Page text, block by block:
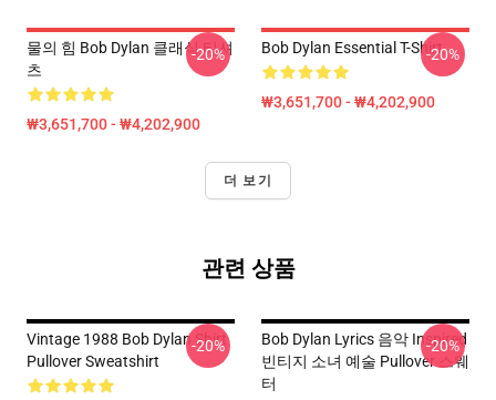
물의 힘 Bob Dylan 클래식 티셔
츠
₩3,651,700 - ₩4,202,900
-20% Bob Dylan Essential T-Shirt
₩3,651,700 - ₩4,202,900
-20%
더 보기
관련 상품
Vintage 1988 Bob Dylan Shirt
Pullover Sweatshirt
-20%
Bob Dylan Lyrics 음악 Inspired
빈티지 소녀 예술 Pullover 스웨
터
-20%